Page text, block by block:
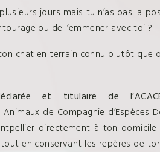
jours mais tu n’as pas la
ou de l’emmener avec toi ?
chat en terrain connu plutôt que
et titulaire de
de Compagnie d’Espèces
directement à ton
en conservant les repères de